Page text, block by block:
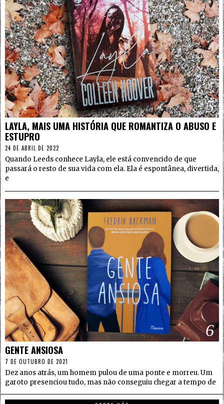
5
LAYLA, MAIS UMA HISTÓRIA QUE ROMANTIZA O ABUSO E
ESTUPRO
24 DE ABRIL DE 2022
Quando Leeds conhece Layla, ele está convencido de que
passará o resto de sua vida com ela. Ela é espontânea, divertida,
e
6
GENTE ANSIOSA
7 DE OUTUBRO DE 2021
Dez anos atrás, um homem pulou de uma ponte e morreu. Um
garoto presenciou tudo, mas não conseguiu chegar a tempo de